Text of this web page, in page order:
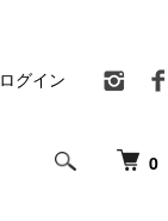
0
ログイン